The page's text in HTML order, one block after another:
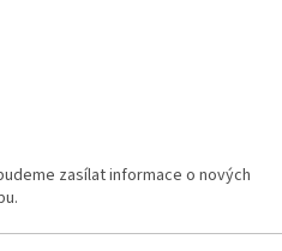
zasílat informace o nových